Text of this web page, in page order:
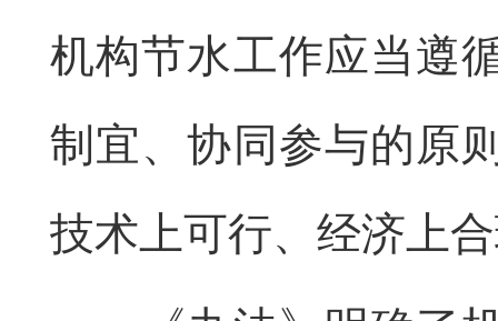
机构节水工作应当遵
制宜、协同参与的原
技术上可行、经济上